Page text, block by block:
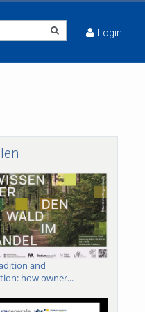
Login
and
how owner...